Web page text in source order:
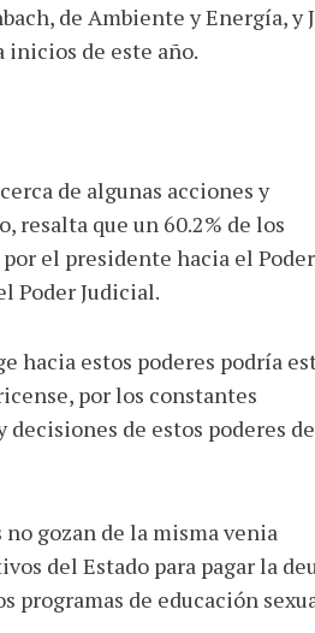
de Ambiente y Energía, y
inicios de este año.
de algunas acciones y
resalta que un 60.2% de los
el presidente hacia el Poder
Poder Judicial.
hacia estos poderes podría
por los constantes
de estos poderes
gozan de la misma venia
del Estado para pagar la
programas de educación